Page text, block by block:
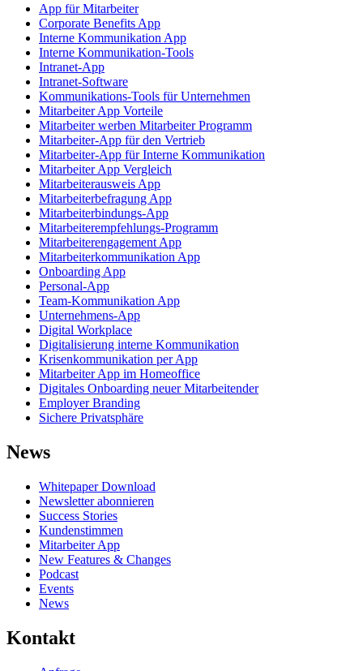
App für Mitarbeiter
Corporate Benefits App
Interne Kommunikation App
Interne Kommunikation-Tools
Intranet-App
Intranet-Software
Kommunikations-Tools für Unternehmen
Mitarbeiter App Vorteile
Mitarbeiter werben Mitarbeiter Programm
Mitarbeiter-App für den Vertrieb
Mitarbeiter-App für Interne Kommunikation
Mitarbeiter App Vergleich
Mitarbeiterausweis App
Mitarbeiterbefragung App
Mitarbeiterbindungs-App
Mitarbeiterempfehlungs-Programm
Mitarbeiterengagement App
Mitarbeiterkommunikation App
Onboarding App
Personal-App
Team-Kommunikation App
Unternehmens-App
Digital Workplace
Digitalisierung interne Kommunikation
Krisenkommunikation per App
Mitarbeiter App im Homeoffice
Digitales Onboarding neuer Mitarbeitender
Employer Branding
Sichere Privatsphäre
News
Whitepaper Download
Newsletter abonnieren
Success Stories
Kundenstimmen
Mitarbeiter App
New Features & Changes
Podcast
Events
News
Kontakt